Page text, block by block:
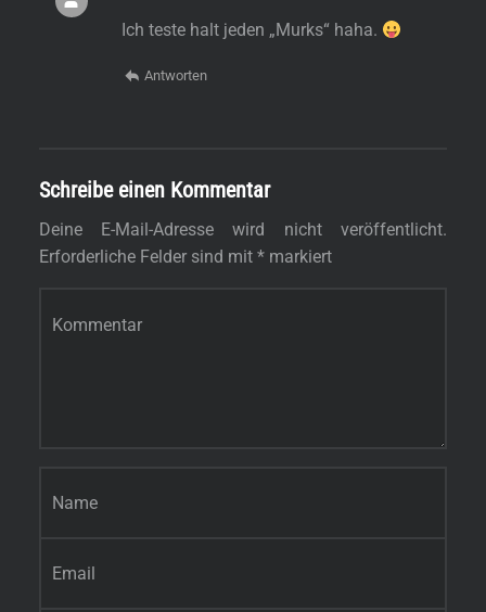
Ich teste halt jeden „Murks“ haha.
Antworten
Schreibe einen Kommentar
Deine E-Mail-Adresse wird nicht veröffentlicht.
Erforderliche Felder sind mit *markiert